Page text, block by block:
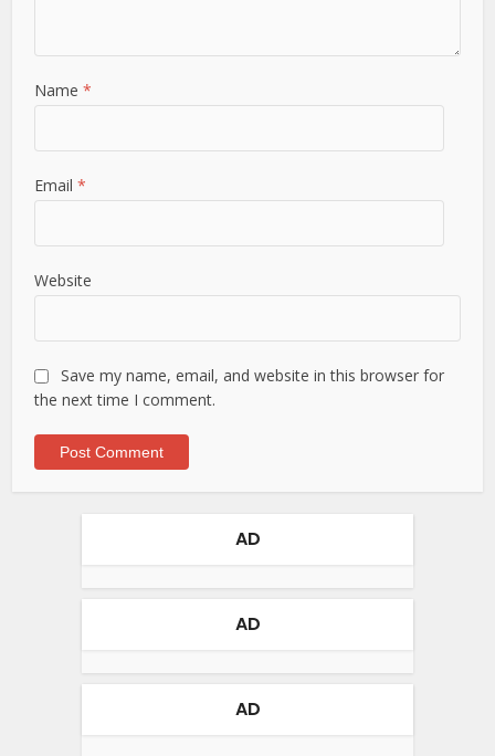
Name*
Email*
Website
Save my name, email, and website in this browser for
the next time I comment.
AD
AD
AD